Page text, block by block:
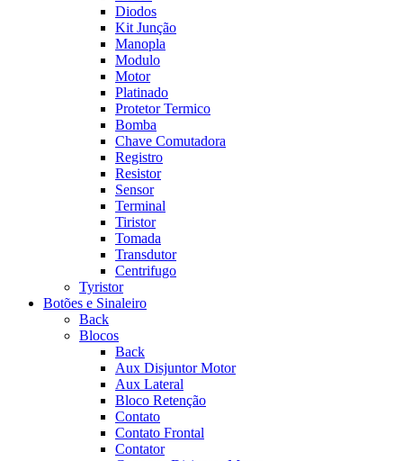
Diodos
Kit Junção
Manopla
Modulo
Motor
Platinado
Protetor Termico
Bomba
Chave Comutadora
Registro
Resistor
Sensor
Terminal
Tiristor
Tomada
Transdutor
Centrifugo
Tyristor
Botões e Sinaleiro
Back
Blocos
Back
Aux Disjuntor Motor
Aux Lateral
Bloco Retenção
Contato
Contato Frontal
Contator